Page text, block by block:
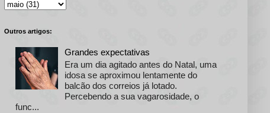
Outros artigos:
Grandes expectativas
Era um dia agitado antes do Natal, uma
idosa se aproximou lentamente do
balcão dos correios já lotado.
Percebendo a sua vagarosidade, o
func...